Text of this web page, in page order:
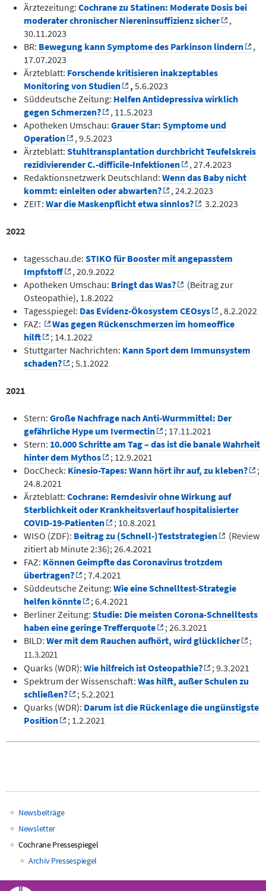
Ärztezeitung: Cochrane zu Statinen: Moderate Dosis bei
moderater chronischer Niereninsuffizienz sicher
,
30.11.2023
BR: Bewegung kann Symptome des Parkinson lindern
,
17.07.2023
Ärzteblatt: Forschende kritisieren inakzeptables
Monitoring von Studien
, 5.6.2023
Süddeutsche Zeitung: Helfen Antidepressiva wirklich
gegen Schmerzen?
, 11.5.2023
Apotheken Umschau: Grauer Star: Symptome und
Operation
, 9.5.2023
Ärzteblatt: Stuhltransplantation durchbricht Teufelskreis
rezidivierender C.-difficile-In­fektionen
, 27.4.2023
Redaktionsnetzwerk Deutschland: Wenn das Baby nicht
kommt: einleiten oder abwarten?
, 24.2.2023
ZEIT: War die Maskenpflicht etwa sinnlos? 3.2.2023
2022
tagesschau.de: STIKO für Booster mit angepasstem
Impfstoff
, 20.9.2022
Apotheken Umschau: Bringt das Was?
(Beitrag zur
Osteopathie), 1.8.2022
Tagesspiegel: Das Evidenz-Ökosystem CEOsys
, 8.2.2022
FAZ:
Was gegen Rückenschmerzen im homeoffice
hilft
; 14.1.2022
Stuttgarter Nachrichten: Kann Sport dem Immunsystem
schaden?
; 5.1.2022
2021
Stern: Große Nachfrage nach Anti-Wurmmittel: Der
gefährliche Hype um Ivermectin
; 17.11.2021
Stern: 10.000 Schritte am Tag – das ist die banale Wahrheit
hinter dem Mythos
; 12.9.2021
DocCheck: Kinesio-Tapes: Wann hört ihr auf, zu kleben?
;
24.8.2021
Ärzteblatt: Cochrane: Remdesivir ohne Wirkung auf
Sterblichkeit oder Krankheitsverlauf hospitalisierter
COVID-19-Patienten
; 10.8.2021
WISO (ZDF): Beitrag zu (Schnell-)Teststrategien
(Review
zitiert ab Minute 2:36); 26.4.2021
FAZ: Können Geimpfte das Coronavirus trotzdem
übertragen?
; 7.4.2021
Süddeutsche Zeitung: Wie eine Schnelltest-Strategie
helfen könnte
; 6.4.2021
Berliner Zeitung: Studie: Die meisten Corona-Schnelltests
haben eine geringe Trefferquote
; 26.3.2021
BILD: Wer mit dem Rauchen aufhört, wird glücklicher
;
11.3.2021
Quarks (WDR): Wie hilfreich ist Osteopathie?
; 9.3.2021
Spektrum der Wissenschaft: Was hilft, außer Schulen zu
schließen?
; 5.2.2021
Quarks (WDR): Darum ist die Rückenlage die ungünstigste
Position
; 1.2.2021
Main
navigation
Newsbeiträge
Newsletter
Cochrane Pressespiegel
Archiv Pressespiegel